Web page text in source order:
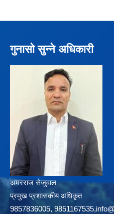
गुनासो सुन्ने अधिकारी
अमरराज सेजुवाल
प्रमुख प्रशासकीय अधिकृत
9857836005,